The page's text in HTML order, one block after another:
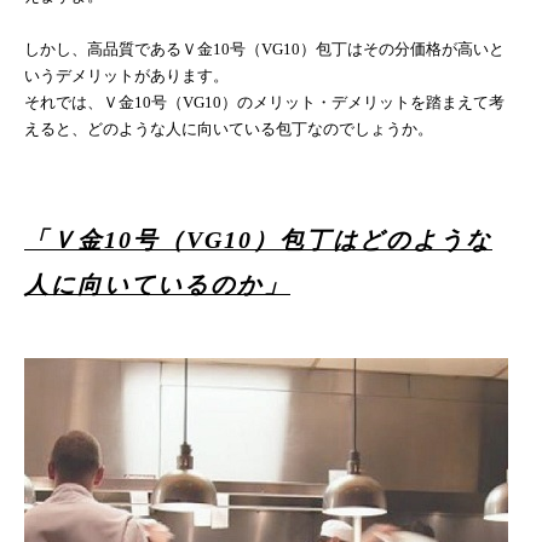
しかし、高品質であるＶ金10号（VG10 ）包丁はその分価格が高いと
いうデメリットがあります。
それでは、Ｖ金10号（VG10 ）のメリット・デメリットを踏まえて考
えると、どのような人に向いている包丁なのでしょうか。
「Ｖ金10号（VG10 ）包丁はどのような
人に向いているのか」